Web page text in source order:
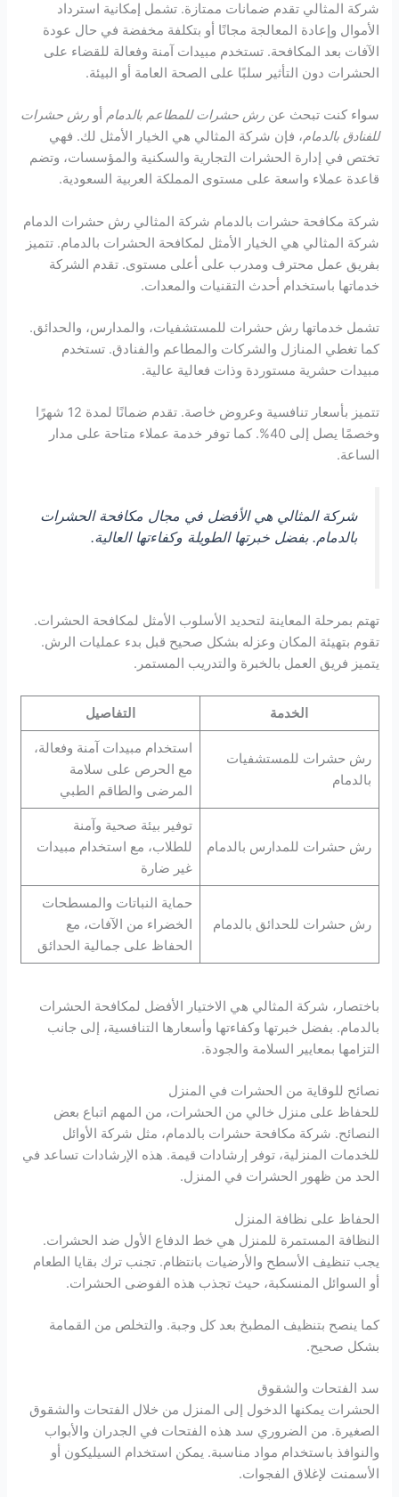
شركة المثالي تقدم ضمانات ممتازة. تشمل إمكانية استرداد
الأموال وإعادة المعالجة مجانًا أو بتكلفة مخفضة في حال عودة
الآفات بعد المكافحة. تستخدم مبيدات آمنة وفعالة للقضاء على
الحشرات دون التأثير سلبًا على الصحة العامة أو البيئة.
سواء كنت تبحث عنرش حشرات للمطاعم بالدمام أورش حشرات
للفنادق بالدمام، فإن شركة المثالي هي الخيار الأمثل لك. فهي
تختص في إدارة الحشرات التجارية والسكنية والمؤسسات، وتضم
قاعدة عملاء واسعة على مستوى المملكة العربية السعودية.
شركة مكافحة حشرات بالدمام شركة المثالي رش حشرات الدمام
شركة المثالي هي الخيار الأمثل لمكافحة الحشرات بالدمام. تتميز
بفريق عمل محترف ومدرب على أعلى مستوى. تقدم الشركة
خدماتها باستخدام أحدث التقنيات والمعدات.
تشمل خدماتها رش حشرات للمستشفيات، والمدارس، والحدائق.
كما تغطي المنازل والشركات والمطاعم والفنادق. تستخدم
مبيدات حشرية مستوردة وذات فعالية عالية.
تتميز بأسعار تنافسية وعروض خاصة. تقدم ضمانًا لمدة 12 شهرًا
وخصمًا يصل إلى 40%. كما توفر خدمة عملاء متاحة على مدار
الساعة.
شركة المثالي هي الأفضل في مجال مكافحة الحشرات
بالدمام. بفضل خبرتها الطويلة وكفاءتها العالية.
تهتم بمرحلة المعاينة لتحديد الأسلوب الأمثل لمكافحة الحشرات.
تقوم بتهيئة المكان وعزله بشكل صحيح قبل بدء عمليات الرش.
يتميز فريق العمل بالخبرة والتدريب المستمر.
الخدمة التفاصيل
رش حشرات للمستشفيات
بالدمام
استخدام مبيدات آمنة وفعالة،
مع الحرص على سلامة
المرضى والطاقم الطبي
رش حشرات للمدارس بالدمام
توفير بيئة صحية وآمنة
للطلاب، مع استخدام مبيدات
غير ضارة
رش حشرات للحدائق بالدمام
حماية النباتات والمسطحات
الخضراء من الآفات، مع
الحفاظ على جمالية الحدائق
باختصار، شركة المثالي هي الاختيار الأفضل لمكافحة الحشرات
بالدمام. بفضل خبرتها وكفاءتها وأسعارها التنافسية، إلى جانب
التزامها بمعايير السلامة والجودة.
نصائح للوقاية من الحشرات في المنزل
للحفاظ على منزل خالي من الحشرات، من المهم اتباع بعض
النصائح. شركة مكافحة حشرات بالدمام، مثل شركة الأوائل
للخدمات المنزلية، توفر إرشادات قيمة. هذه الإرشادات تساعد في
الحد من ظهور الحشرات في المنزل.
الحفاظ على نظافة المنزل
النظافة المستمرة للمنزل هي خط الدفاع الأول ضد الحشرات.
يجب تنظيف الأسطح والأرضيات بانتظام. تجنب ترك بقايا الطعام
أو السوائل المنسكبة، حيث تجذب هذه الفوضى الحشرات.
كما ينصح بتنظيف المطبخ بعد كل وجبة. والتخلص من القمامة
بشكل صحيح.
سد الفتحات والشقوق
الحشرات يمكنها الدخول إلى المنزل من خلال الفتحات والشقوق
الصغيرة. من الضروري سد هذه الفتحات في الجدران والأبواب
والنوافذ باستخدام مواد مناسبة. يمكن استخدام السيليكون أو
الأسمنت لإغلاق الفجوات.